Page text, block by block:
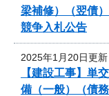
梁補修）（翌債
競争入札公告
2025年1月20日更新
【建設工事】単
備（一般）（債